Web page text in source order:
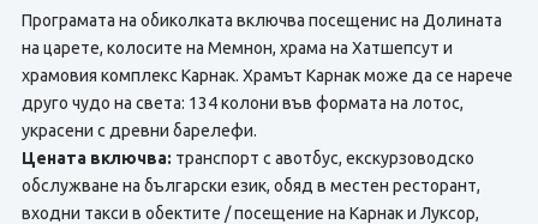
Програмата на обиколката включва посещенис на Долината
на царете, колосите на Мемнон, храма на Хатшепсут и
храмовия комплекс Карнак. Храмът Карнак може да се нарече
друго чудо на света: 134 колони във формата на лотос,
украсени с древни барелефи.
Цената включва: транспорт с авотбус, екскурзоводско
обслужване на български език, обяд в местен ресторант,
входни такси в обектите / посещение на Карнак и Луксор,